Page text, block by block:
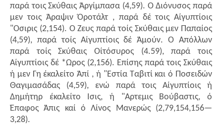
παρά τοις Σκύθαις Άργίμπασα (4,59). Ό Διόνυσος παρά
μεν τοις Άραψιν Όροτάλτ , παρά δέ τοις Αίγυπτίοις
"Οσιρις (2,154). Ό Ζευς παρά τοίς Σκύθαις μεν Παπαίος
(4,59), παρά τοίς Αίγυπτίοις δέ Άμούν. Ό Απόλλων
παρά τοίς Σκύθαις Οίτόσυρος (4.59), παρά τοις
Αίγυπτίοις δέ *Ωρος (2,156). Επίσης παρά τοις Σκύθαις
ή μεν Γη έκαλείτο Άπί , ή "Εστία Ταβιτί και ό Ποσειδών
Θαγιμασάδας (4,59), ενώ παρά τοις Αίγυπτίοις ή
Δημήτηρ έκαλείτο Ισις, ή "Αρτεμις Βούβαστις, ό
Έπαφος Άπις καί ό Λίνος Μανερώς (2,79,154,156—
3,28).